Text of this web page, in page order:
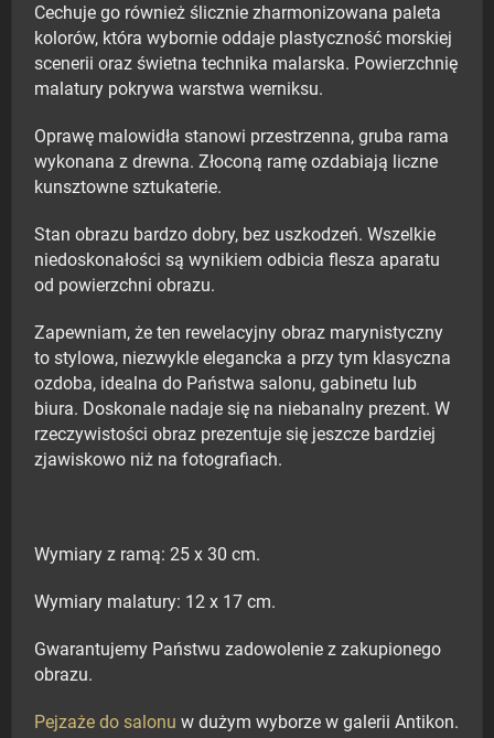
Cechuje go również ślicznie zharmonizowana paleta
kolorów, która wybornie oddaje plastyczność morskiej
scenerii oraz świetna technika malarska. Powierzchnię
malatury pokrywa warstwa werniksu.
Oprawę malowidła stanowi przestrzenna, gruba rama
wykonana z drewna. Złoconą ramę ozdabiają liczne
kunsztowne sztukaterie.
Stan obrazu bardzo dobry, bez uszkodzeń. Wszelkie
niedoskonałości są wynikiem odbicia flesza aparatu
od powierzchni obrazu.
Zapewniam, że ten rewelacyjny obraz marynistyczny
to stylowa, niezwykle elegancka a przy tym klasyczna
ozdoba, idealna do Państwa salonu, gabinetu lub
biura. Doskonale nadaje się na niebanalny prezent. W
rzeczywistości obraz prezentuje się jeszcze bardziej
zjawiskowo niż na fotografiach.
Wymiary z ramą: 25 x 30 cm.
Wymiary malatury: 12 x 17 cm.
Gwarantujemy Państwu zadowolenie z zakupionego
obrazu.
Pejzaże do salonu w dużym wyborze w galerii Antikon.